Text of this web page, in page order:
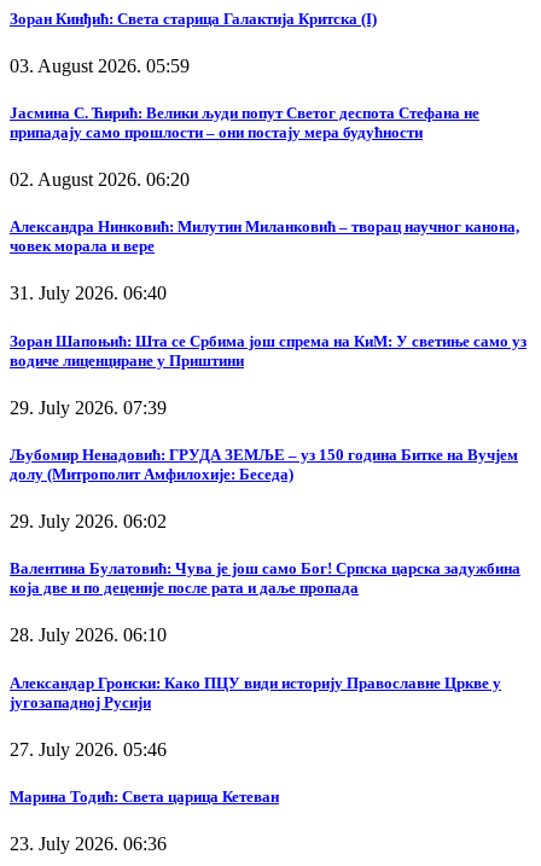
Зоран Кинђић: Света старица Галактија Критска (I)
03. August 2026. 05:59
Јасмина С. Ћирић: Велики људи попут Светог деспота Стефана не
припадају само прошлости – они постају мера будућности
02. August 2026. 06:20
Александра Нинковић: Милутин Миланковић – творац научног канона,
човек морала и вере
31. July 2026. 06:40
Зоран Шапоњић: Шта се Србима још спрема на КиМ: У светиње само уз
водиче лиценциране у Приштини
29. July 2026. 07:39
Љубомир Ненадовић: ГРУДА ЗЕМЉЕ – уз 150 година Битке на Вучјем
долу (Митрополит Амфилохије: Беседа)
29. July 2026. 06:02
Валентина Булатовић: Чува је још само Бог! Српска царска задужбина
која две и по деценије после рата и даље пропада
28. July 2026. 06:10
Александар Гронски: Како ПЦУ види историју Православне Цркве у
југозападној Русији
27. July 2026. 05:46
Марина Тодић: Света царица Кетеван
23. July 2026. 06:36